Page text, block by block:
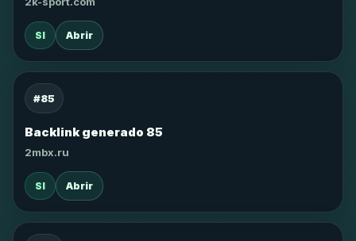
SI Abrir
#85
Backlink generado 85
2mbx.ru
SI Abrir